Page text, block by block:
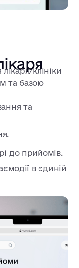
клініки
та базою
та
до прийомів.
в єдиній